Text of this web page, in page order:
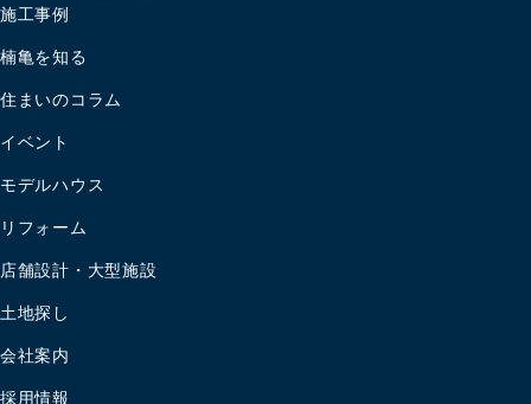
施工事例
楠亀を知る
住まいのコラム
イベント
モデルハウス
リフォーム
店舗設計・大型施設
土地探し
会社案内
採用情報